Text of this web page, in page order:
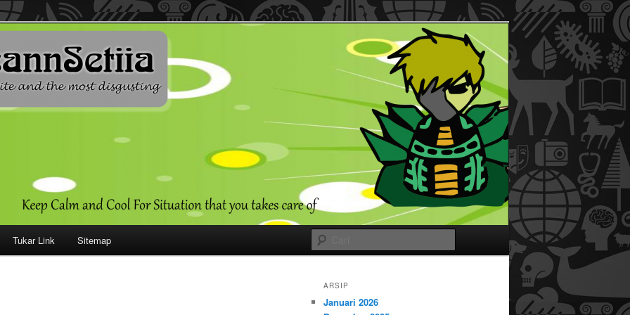
Tukar Link Sitemap
ARSIP
Januari 2026